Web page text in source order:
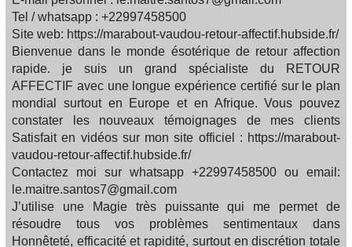
Tel / whatsapp : +22997458500
Site web: https://marabout-vaudou-retour-affectif.hubside.fr/
Bienvenue dans le monde ésotérique de retour affection
rapide. je suis un grand spécialiste du RETOUR
AFFECTIF avec une longue expérience certifié sur le plan
mondial surtout en Europe et en Afrique. Vous pouvez
constater les nouveaux témoignages de mes clients
Satisfait en vidéos sur mon site officiel : https://marabout-
vaudou-retour-affectif.hubside.fr/
Contactez moi sur whatsapp +22997458500 ou email:
le.maitre.santos7@gmail.com
J’utilise une Magie très puissante qui me permet de
résoudre tous vos problèmes sentimentaux dans
Honnêteté, efficacité et rapidité, surtout en discrétion totale